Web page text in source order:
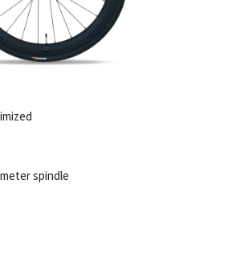
spindle